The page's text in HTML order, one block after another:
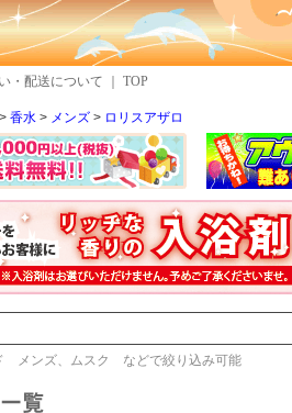
・配送について TOP
香水 メンズ ロリスアザロ
メンズ、ムスク などで絞り込み可能